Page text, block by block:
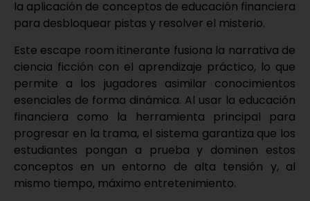
la aplicación de conceptos de educación financiera
para desbloquear pistas y resolver el misterio.
Este escape room itinerante fusiona la narrativa de
ciencia ficción con el aprendizaje práctico, lo que
permite a los jugadores asimilar conocimientos
esenciales de forma dinámica. Al usar la educación
financiera como la herramienta principal para
progresar en la trama, el sistema garantiza que los
estudiantes pongan a prueba y dominen estos
conceptos en un entorno de alta tensión y, al
mismo tiempo, máximo entretenimiento.